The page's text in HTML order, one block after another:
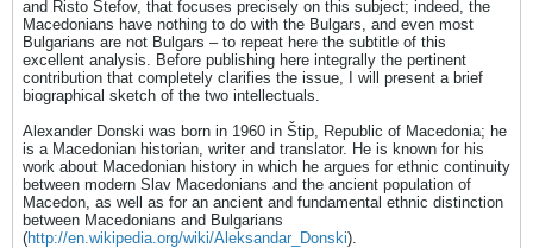
and Risto Stefov, that focuses precisely on this subject; indeed, the
Macedonians have nothing to do with the Bulgars, and even most
Bulgarians are not Bulgars – to repeat here the subtitle of this
excellent analysis. Before publishing here integrally the pertinent
contribution that completely clarifies the issue, I will present a brief
biographical sketch of the two intellectuals.
Alexander Donski was born in 1960 in Štip, Republic of Macedonia; he
is a Macedonian historian, writer and translator. He is known for his
work about Macedonian history in which he argues for ethnic continuity
between modern Slav Macedonians and the ancient population of
Macedon, as well as for an ancient and fundamental ethnic distinction
between Macedonians and Bulgarians
(http://en.wikipedia.org/wiki/Aleksandar_Donski).